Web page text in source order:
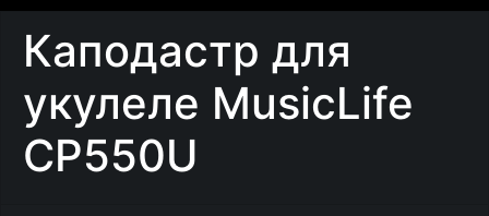
Каподастр для
укулеле MusicLife
CP550U